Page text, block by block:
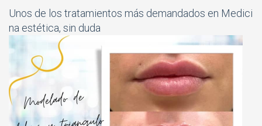
Unos de los tratamientos más demandados en Medici
na estética, sin duda